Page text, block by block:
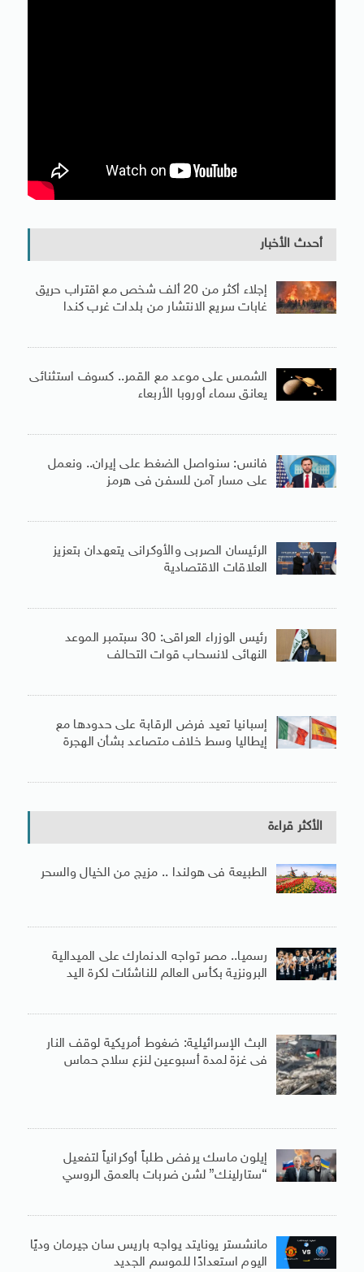
أحدث الأخبار
إجلاء أكثر من 20 ألف شخص مع اقتراب حريق
غابات سريع الانتشار من بلدات غرب كندا
الشمس على موعد مع القمر.. كسوف استثنائى
يعانق سماء أوروبا الأربعاء
فانس: سنواصل الضغط على إيران.. ونعمل
على مسار آمن للسفن فى هرمز
الرئيسان الصربى والأوكرانى يتعهدان بتعزيز
العلاقات الاقتصادية
رئيس الوزراء العراقى: 30 سبتمبر الموعد
النهائى لانسحاب قوات التحالف
إسبانيا تعيد فرض الرقابة على حدودها مع
إيطاليا وسط خلاف متصاعد بشأن الهجرة
الأكثر قراءة
الطبيعة فى هولندا .. مزيج من الخيال والسحر
رسميا.. مصر تواجه الدنمارك على الميدالية
البرونزية بكأس العالم للناشئات لكرة اليد
البث الإسرائيلية: ضغوط أمريكية لوقف النار
فى غزة لمدة أسبوعين لنزع سلاح حماس
إيلون ماسك يرفض طلباً أوكرانياً لتفعيل
“ستارلينك” لشن ضربات بالعمق الروسي
مانشستر يونايتد يواجه باريس سان جيرمان وديًا
اليوم استعدادًا للموسم الجديد